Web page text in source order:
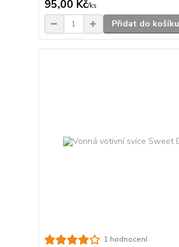
95,00 Kč/ks
Přidat do košíku
1 hodnocení